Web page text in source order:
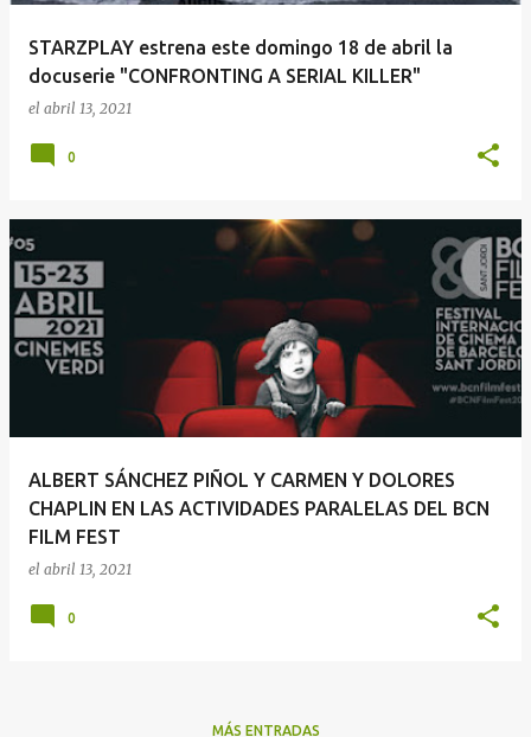
STARZPLAY estrena este domingo 18 de abril la
docuserie "CONFRONTING A SERIAL KILLER"
el abril 13, 2021
0
ALBERT SÁNCHEZ PIÑOL Y CARMEN Y DOLORES
CHAPLIN EN LAS ACTIVIDADES PARALELAS DEL BCN
FILM FEST
el abril 13, 2021
0
MÁS ENTRADAS